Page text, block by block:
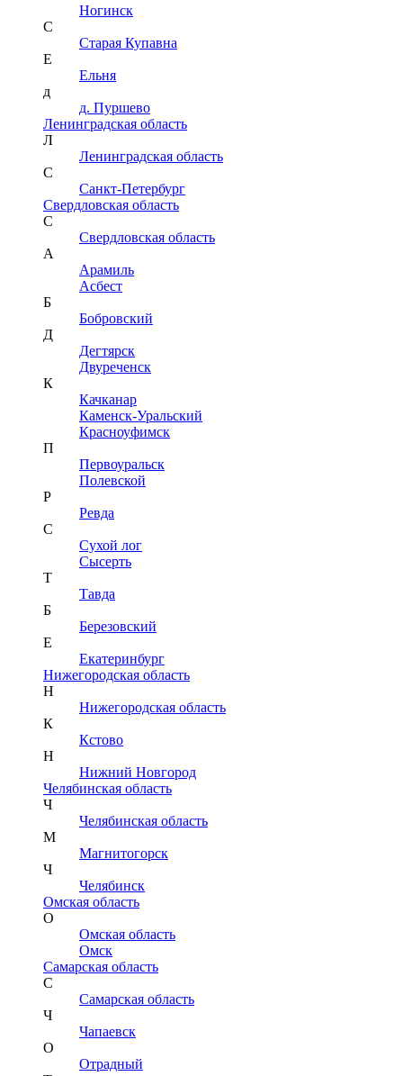
Ногинск
С
Старая Купавна
Е
Ельня
д
д. Пуршево
Ленинградская область
Л
Ленинградская область
С
Санкт-Петербург
Свердловская область
С
Свердловская область
А
Арамиль
Асбест
Б
Бобровский
Д
Дегтярск
Двуреченск
К
Качканар
Каменск-Уральский
Красноуфимск
П
Первоуральск
Полевской
Р
Ревда
С
Сухой лог
Сысерть
Т
Тавда
Б
Березовский
Е
Екатеринбург
Нижегородская область
Н
Нижегородская область
К
Кстово
Н
Нижний Новгород
Челябинская область
Ч
Челябинская область
М
Магнитогорск
Ч
Челябинск
Омская область
О
Омская область
Омск
Самарская область
С
Самарская область
Ч
Чапаевск
О
Отрадный